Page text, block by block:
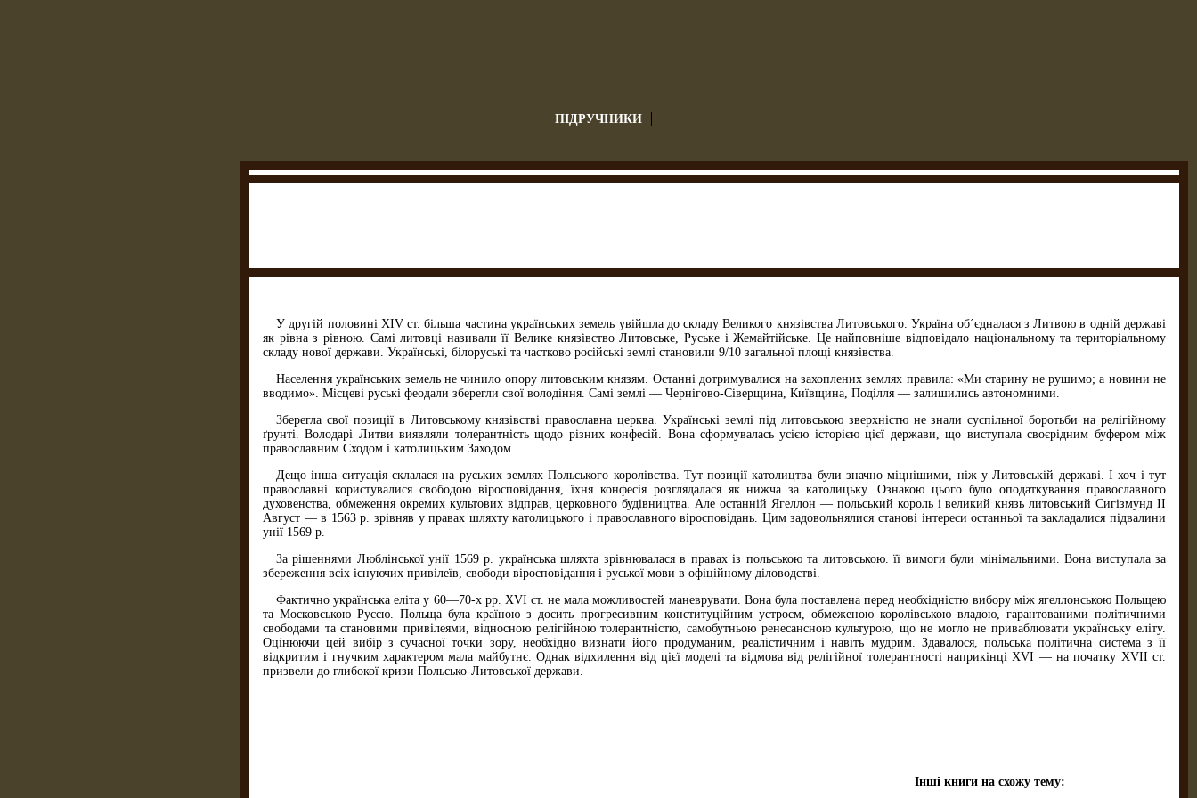
ПІДРУЧНИКИ
У другій половині XIV ст. більша частина українських земель увійшла до складу Великого князівства Литовського. Україна об´єдналася з Литвою в одній державі
як рівна з рівною. Самі литовці називали її Велике князівство Литовське, Руське і Жемайтійське. Це найповніше відповідало національному та територіальному
складу нової держави. Українські, білоруські та частково російські землі становили 9/10 загальної площі князівства.
Населення українських земель не чинило опору литовським князям. Останні дотримувалися на захоплених землях правила: «Ми старину не рушимо; а новини не
вводимо». Місцеві руські феодали зберегли свої володіння. Самі землі — Чернігово-Сіверщина, Київщина, Поділля — залишились автономними.
Зберегла свої позиції в Литовському князівстві православна церква. Українські землі під литовською зверхністю не знали суспільної боротьби на релігійному
ґрунті. Володарі Литви виявляли толерантність щодо різних конфесій. Вона сформувалась усією історією цієї держави, що виступала своєрідним буфером між
православним Сходом і католицьким Заходом.
Дещо інша ситуація склалася на руських землях Польського королівства. Тут позиції католицтва були значно міцнішими, ніж у Литовській державі. І хоч і тут
православні користувалися свободою віросповідання, їхня конфесія розглядалася як нижча за католицьку. Ознакою цього було оподаткування православного
духовенства, обмеження окремих культових відправ, церковного будівництва. Але останній Ягеллон — польський король і великий князь литовський Сигізмунд II
Август — в 1563 р. зрівняв у правах шляхту католицького і православного віросповідань. Цим задовольнялися станові інтереси останньої та закладалися підвалини
унії 1569 р.
За рішеннями Люблінської унії 1569 р. українська шляхта зрівнювалася в правах із польською та литовською. її вимоги були мінімальними. Вона виступала за
збереження всіх існуючих привілеїв, свободи віросповідання і руської мови в офіційному діловодстві.
Фактично українська еліта у 60—70-х pp. XVI ст. не мала можливостей маневрувати. Вона була поставлена перед необхідністю вибору між ягеллонською Польщею
та Московською Руссю. Польща була країною з досить прогресивним конституційним устроєм, обмеженою королівською владою, гарантованими політичними
свободами та становими привілеями, відносною релігійною толерантністю, самобутньою ренесансною культурою, що не могло не приваблювати українську еліту.
Оцінюючи цей вибір з сучасної точки зору, необхідно визнати його продуманим, реалістичним і навіть мудрим. Здавалося, польська політична система з її
відкритим і гнучким характером мала майбутнє. Однак відхилення від цієї моделі та відмова від релігійної толерантності наприкінці XVI — на початку XVII ст.
призвели до глибокої кризи Польсько-Литовської держави.
Інші книги на схожу тему: